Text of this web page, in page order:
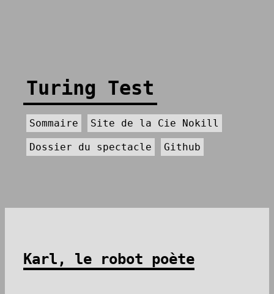
Turing Test
Sommaire Site de la Cie Nokill
Dossier du spectacle Github
Karl, le robot poète